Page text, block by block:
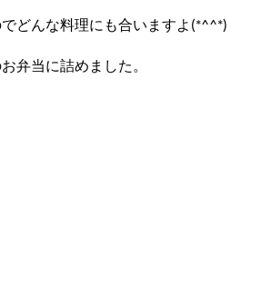
どんな料理にも合いますよ(*^^*)
弁当に詰めました。